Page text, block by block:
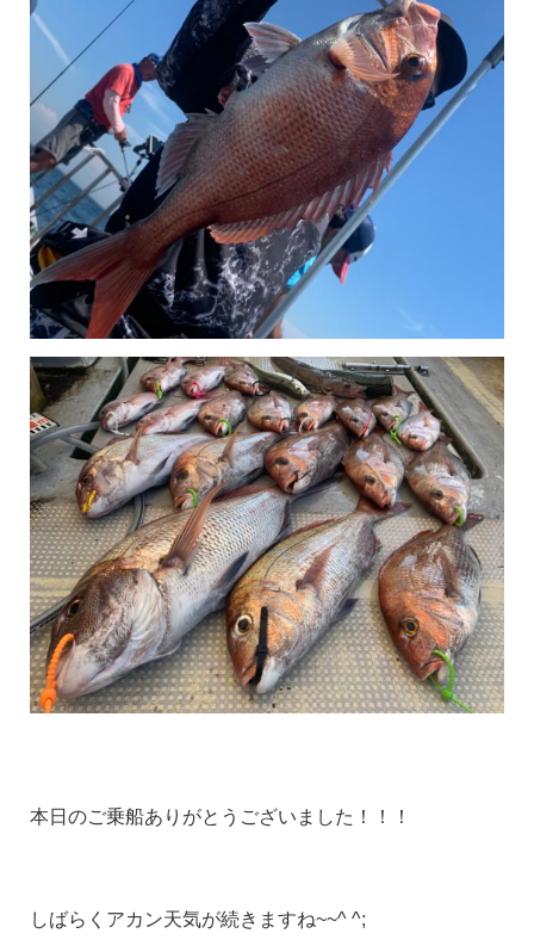
本日のご乗船ありがとうございました！！！
しばらくアカン天気が続きますね~~^ ^;